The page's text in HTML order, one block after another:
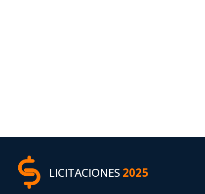
LICITACIONES2025